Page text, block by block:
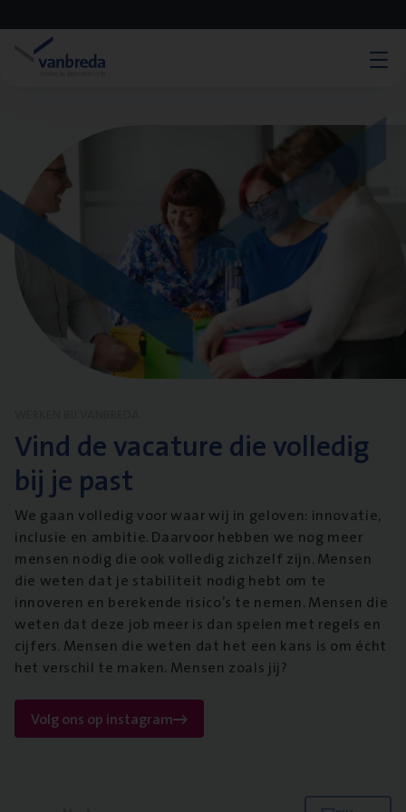
Vind de vacature die volledig
bij je past
We gaan volledig voor waar wij in geloven: innovatie,
inclusie en ambitie. Daarvoor hebben we nog meer
mensen nodig die ook volledig zichzelf zijn. Mensen
die weten dat je stabiliteit nodig hebt om te
innoveren en berekende risico’s te nemen. Mensen die
weten dat deze job meer is dan spelen met regels en
cijfers. Mensen die weten dat het een kans is om écht
het verschil te maken. Mensen zoals jij?
Volg ons op instagram